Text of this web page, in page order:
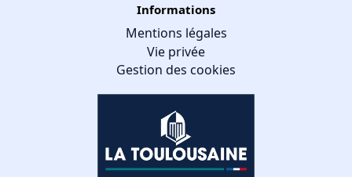
Informations
Mentions légales
Vie privée
Gestion des cookies
Gestion des cookies